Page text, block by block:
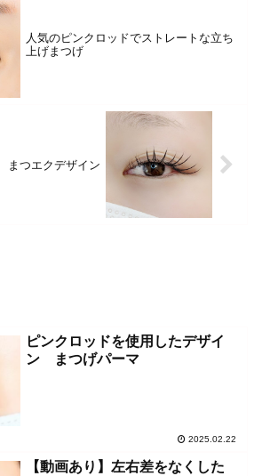
人気のピンクロッドでストレートな立ち
上げまつげ
まつエクデザイン
ピンクロッドを使用したデザイ
ン まつげパーマ
2025.02.22
【動画あり】左右差をなくした